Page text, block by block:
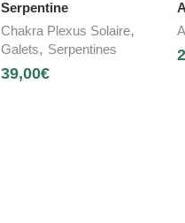
Serpentine
Chakra Plexus Solaire,
Galets, Serpentines
39,00€